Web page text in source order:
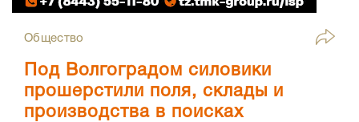
Общество
Под Волгоградом силовики
прошерстили поля, склады и
производства в поисках